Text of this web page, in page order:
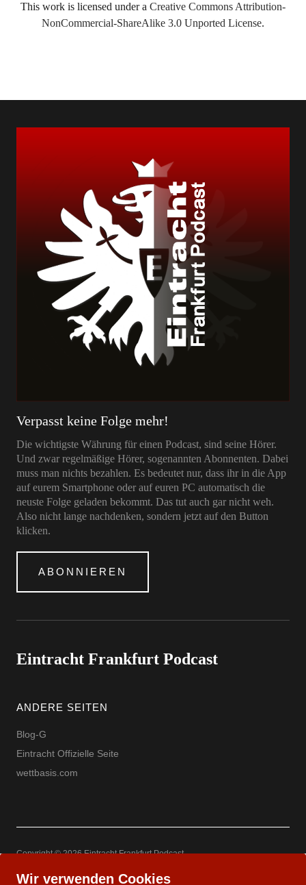
This work is licensed under a Creative Commons Attribution-
NonCommercial-ShareAlike 3.0 Unported License.
Verpasst keine Folge mehr!
Die wichtigste Währung für einen Podcast, sind seine Hörer.
Und zwar regelmäßige Hörer, sogenannten Abonnenten. Dabei
muss man nichts bezahlen. Es bedeutet nur, dass ihr in die App
auf eurem Smartphone oder auf euren PC automatisch die
neuste Folge geladen bekommt. Das tut auch gar nicht weh.
Also nicht lange nachdenken, sondern jetzt auf den Button
klicken.
ABONNIEREN
Eintracht Frankfurt Podcast
ANDERE SEITEN
Blog-G
Eintracht Offizielle Seite
wettbasis.com
Copyright © 2026 Eintracht Frankfurt Podcast
Theme: Uku byElmastudio
Wir verwenden Cookies